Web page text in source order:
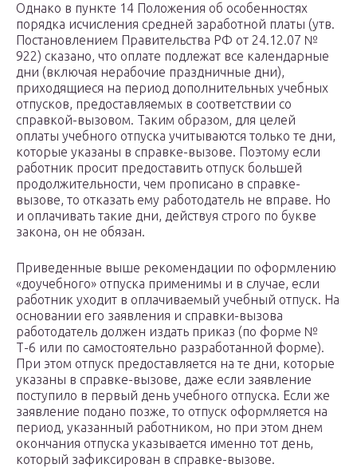
Однако в пункте 14 Положения об особенностях
порядка исчисления средней заработной платы (утв.
Постановлением Правительства РФ от 24.12.07 №
922) сказано, что оплате подлежат все календарные
дни (включая нерабочие праздничные дни),
приходящиеся на период дополнительных учебных
отпусков, предоставляемых в соответствии со
справкой-вызовом. Таким образом, для целей
оплаты учебного отпуска учитываются только те дни,
которые указаны в справке-вызове. Поэтому если
работник просит предоставить отпуск большей
продолжительности, чем прописано в справке-
вызове, то отказать ему работодатель не вправе. Но
и оплачивать такие дни, действуя строго по букве
закона, он не обязан.
Приведенные выше рекомендации по оформлению
«доучебного» отпуска применимы и в случае, если
работник уходит в оплачиваемый учебный отпуск. На
основании его заявления и справки-вызова
работодатель должен издать приказ (по форме №
Т-6 или по самостоятельно разработанной форме).
При этом отпуск предоставляется на те дни, которые
указаны в справке-вызове, даже если заявление
поступило в первый день учебного отпуска. Если же
заявление подано позже, то отпуск оформляется на
период, указанный работником, но при этом днем
окончания отпуска указывается именно тот день,
который зафиксирован в справке-вызове.